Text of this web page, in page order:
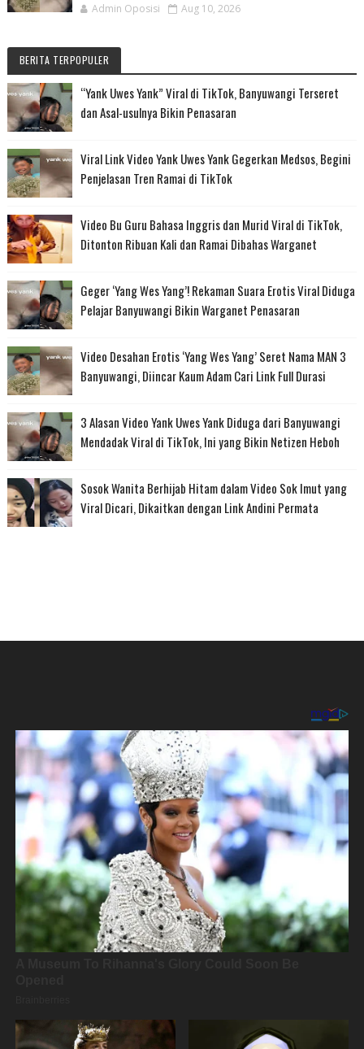
Admin Oposisi Aug 10, 2026
BERITA TERPOPULER
“Yank Uwes Yank” Viral di TikTok, Banyuwangi Terseret
dan Asal-usulnya Bikin Penasaran
Viral Link Video Yank Uwes Yank Gegerkan Medsos, Begini
Penjelasan Tren Ramai di TikTok
Video Bu Guru Bahasa Inggris dan Murid Viral di TikTok,
Ditonton Ribuan Kali dan Ramai Dibahas Warganet
Geger ‘Yang Wes Yang’! Rekaman Suara Erotis Viral Diduga
Pelajar Banyuwangi Bikin Warganet Penasaran
Video Desahan Erotis ‘Yang Wes Yang’ Seret Nama MAN 3
Banyuwangi, Diincar Kaum Adam Cari Link Full Durasi
3 Alasan Video Yank Uwes Yank Diduga dari Banyuwangi
Mendadak Viral di TikTok, Ini yang Bikin Netizen Heboh
Sosok Wanita Berhijab Hitam dalam Video Sok Imut yang
Viral Dicari, Dikaitkan dengan Link Andini Permata